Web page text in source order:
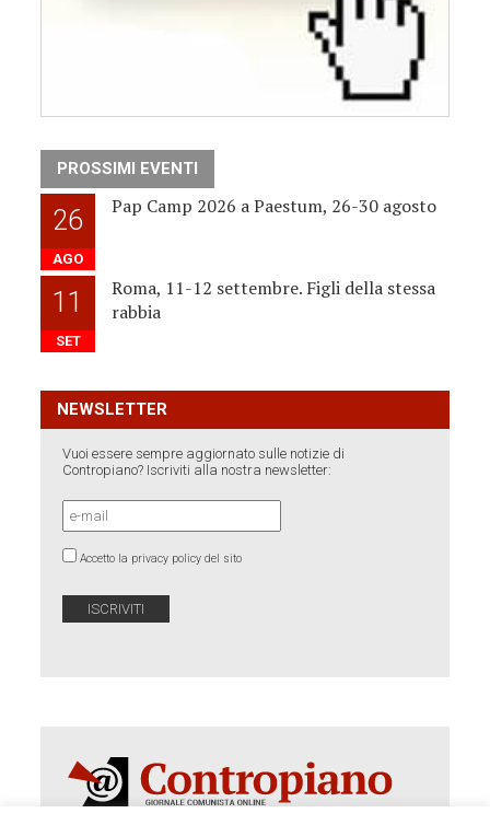
PROSSIMI EVENTI
26
AGO
Pap Camp 2026 a Paestum, 26-30 agosto
11
SET
Roma, 11-12 settembre. Figli della stessa
rabbia
NEWSLETTER
Vuoi essere sempre aggiornato sulle notizie di
Contropiano? Iscriviti alla nostra newsletter:
Accetto la privacy policy del sito